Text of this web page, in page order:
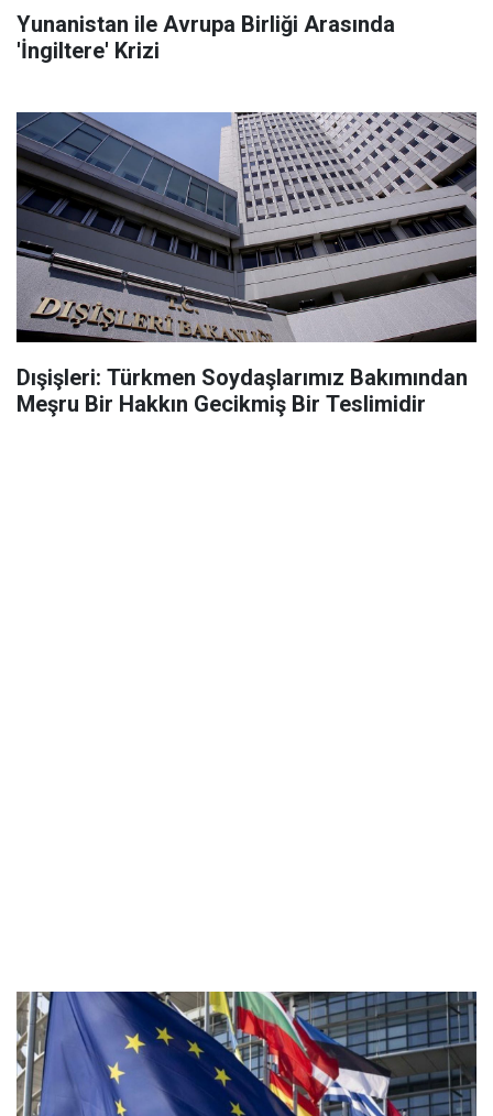
Yunanistan ile Avrupa Birliği Arasında
'İngiltere' Krizi
Dışişleri: Türkmen Soydaşlarımız Bakımından
Meşru Bir Hakkın Gecikmiş Bir Teslimidir